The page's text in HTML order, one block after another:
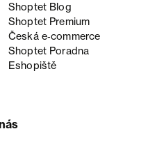
Shoptet Blog
Shoptet Premium
Česká e‑commerce
Shoptet Poradna
Eshopiště